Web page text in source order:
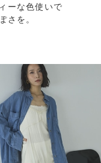
ーな色使いで
さを。